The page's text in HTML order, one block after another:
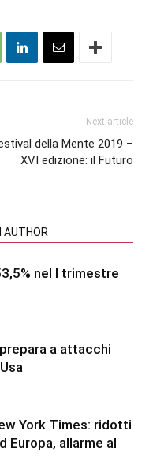
Next article
della Mente 2019 –
XVI edizione: il Futuro
AUTHOR
nel I trimestre
a attacchi
York Times: ridotti
Europa, allarme al